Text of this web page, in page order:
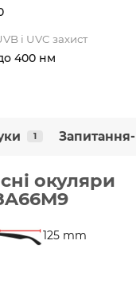
і UVC захист
400 нм
1 Запитання-
окуляри
125 mm